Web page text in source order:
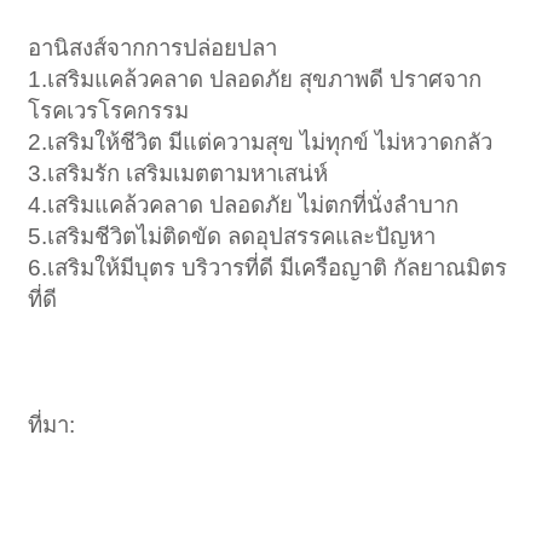
อานิสงส์จากการปล่อยปลา
1.เสริมแคล้วคลาด ปลอดภัย สุขภาพดี ปราศจาก
โรคเวรโรคกรรม
2.เสริมให้ชีวิต มีแต่ความสุข ไม่ทุกข์ ไม่หวาดกลัว
3.เสริมรัก เสริมเมตตามหาเสน่ห์
4.เสริมแคล้วคลาด ปลอดภัย ไม่ตกที่นั่งลำบาก
5.เสริมชีวิตไม่ติดขัด ลดอุปสรรคและปัญหา
6.เสริมให้มีบุตร บริวารที่ดี มีเครือญาติ กัลยาณมิตร
ที่ดี
ที่มา: